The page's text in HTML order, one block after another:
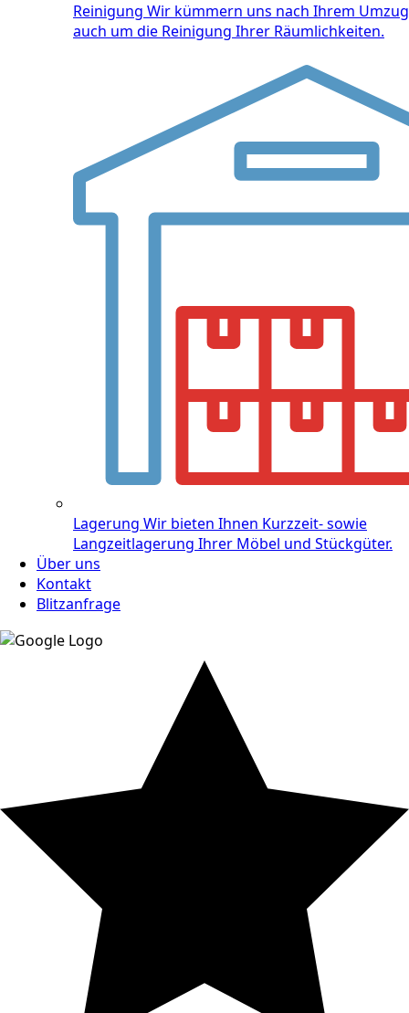
Reinigung Wir kümmern uns nach Ihrem Umzug
auch um die Reinigung Ihrer Räumlichkeiten.
Lagerung Wir bieten Ihnen Kurzzeit- sowie
Langzeitlagerung Ihrer Möbel und Stückgüter.
Über uns
Kontakt
Blitzanfrage